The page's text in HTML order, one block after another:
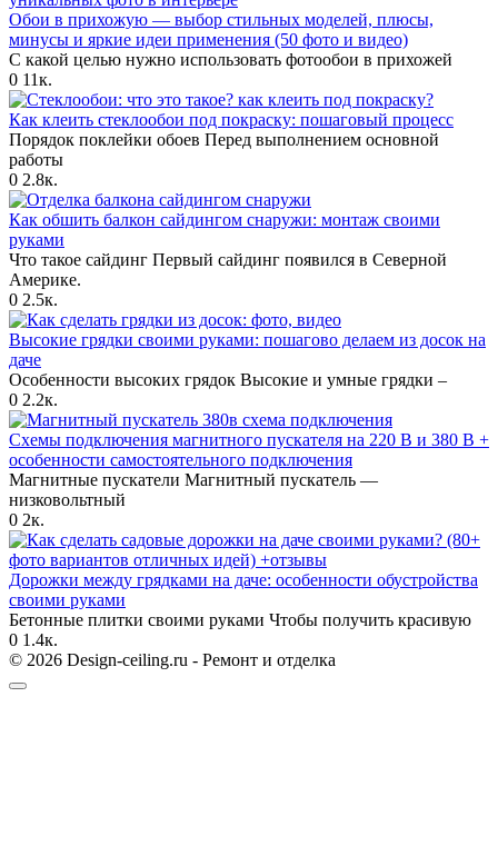
Обои в прихожую — выбор стильных моделей, плюсы,
минусы и яркие идеи применения (50 фото и видео)
С какой целью нужно использовать фотообои в прихожей
0 11к.
Как клеить стеклообои под покраску: пошаговый процесс
Порядок поклейки обоев Перед выполнением основной
работы
0 2.8к.
Как обшить балкон сайдингом снаружи: монтаж своими
руками
Что такое сайдинг Первый сайдинг появился в Северной
Америке.
0 2.5к.
Высокие грядки своими руками: пошагово делаем из досок на
даче
Особенности высоких грядок Высокие и умные грядки –
0 2.2к.
Схемы подключения магнитного пускателя на 220 В и 380 В +
особенности самостоятельного подключения
Магнитные пускатели Магнитный пускатель —
низковольтный
0 2к.
Дорожки между грядками на даче: особенности обустройства
своими руками
Бетонные плитки своими руками Чтобы получить красивую
0 1.4к.
© 2026 Design-ceiling.ru - Ремонт и отделка